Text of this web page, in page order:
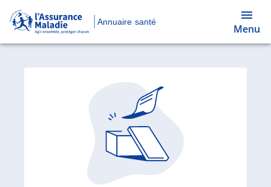
Annuaire santé
Menu